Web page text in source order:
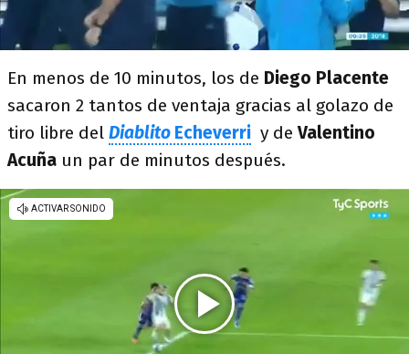
En menos de 10 minutos, los de Diego Placente
sacaron 2 tantos de ventaja gracias al golazo de
tiro libre del Diablito Echeverri y deValentino
Acuña un par de minutos después.